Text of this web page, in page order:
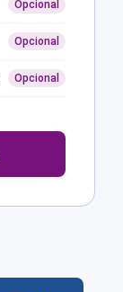
Opcional
Opcional
Opcional